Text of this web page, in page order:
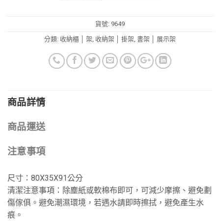
貨號: 9649
分類: 收納櫃 │ 架 收納架 │ 掛架 書架 │ 展示架
商品詳情
商品運送
注意事項
尺寸：80X35X91公分
清潔注意事項：除塵紙或軟棉布即可，可減少摩擦、避免劃
傷傢俱。避免潮濕環境，若遇水請即時擦拭，避免產生水
痕。